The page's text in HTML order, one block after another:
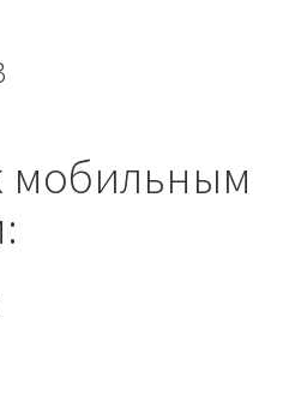
мобильным